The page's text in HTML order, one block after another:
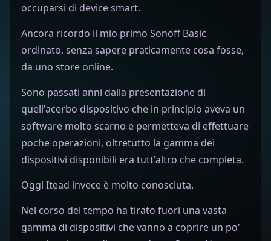
occuparsi di device smart.
Ancora ricordo il mio primo Sonoff Basic
ordinato, senza sapere praticamente cosa fosse,
da uno store online.
Sono passati anni dalla presentazione di
quell'acerbo dispositivo che in principio aveva un
software molto scarno e permetteva di effettuare
poche operazioni, oltretutto la gamma dei
dispositivi disponibili era tutt'altro che completa.
Oggi Itead invece è molto conosciuta.
Nel corso del tempo ha tirato fuori una vasta
gamma di dispositivi che vanno a coprire un po'